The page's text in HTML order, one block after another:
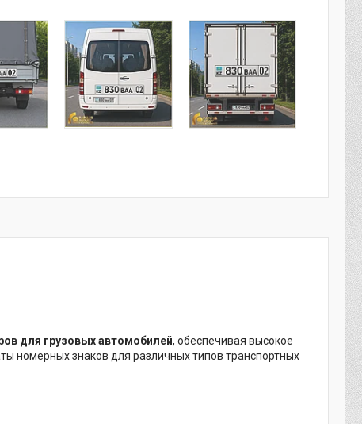
для грузовых автомобилей, обеспечивая высокое
номерных знаков для различных типов транспортных